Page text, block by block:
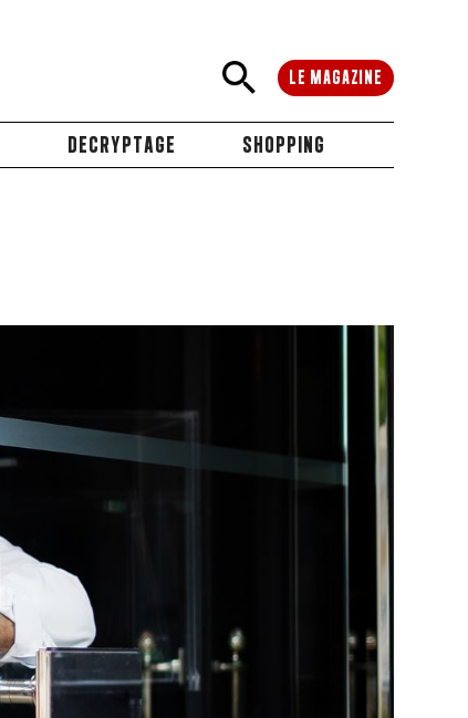
LE MAGAZINE
DECRYPTAGE SHOPPING